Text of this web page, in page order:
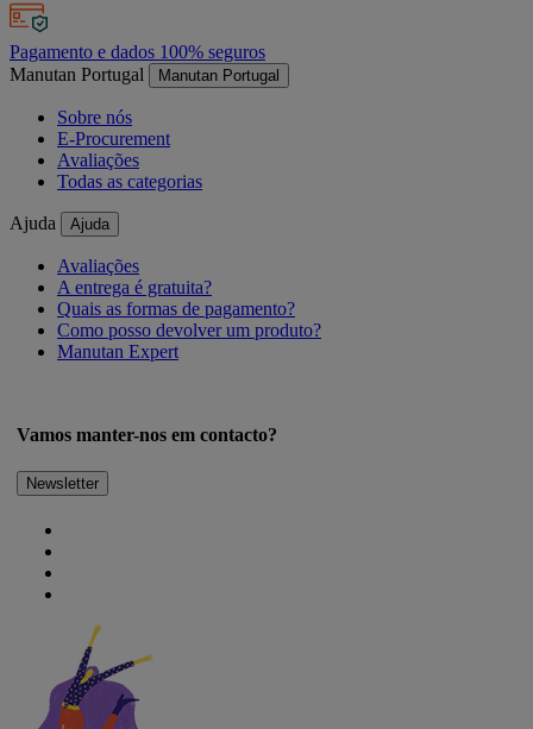
Pagamento e dados 100% seguros
Manutan Portugal
Manutan Portugal
Sobre nós
E-Procurement
Avaliações
Todas as categorias
Ajuda Ajuda
Avaliações
A entrega é gratuita?
Quais as formas de pagamento?
Como posso devolver um produto?
Manutan Expert
Vamos manter-nos em contacto?
Newsletter